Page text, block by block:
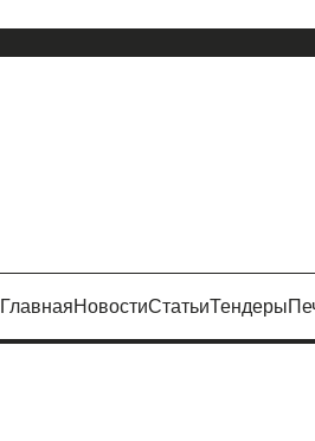
ГлавнаяНовостиСтатьиТендеры